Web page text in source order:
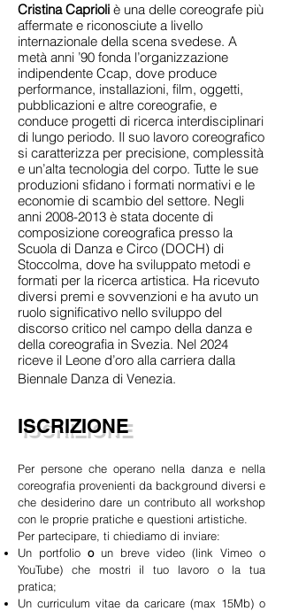
Cristina Caprioli è una delle coreografe più
affermate e riconosciute a livello
internazionale della scena svedese. A
metà anni ’90 fonda l’organizzazione
indipendente Ccap, dove produce
performance, installazioni, film, oggetti,
pubblicazioni e altre coreografie, e
conduce progetti di ricerca interdisciplinari
di lungo periodo. Il suo lavoro coreografico
si caratterizza per precisione, complessità
e un’alta tecnologia del corpo. Tutte le sue
produzioni sfidano i formati normativi e le
economie di scambio del settore. Negli
anni 2008-2013 è stata docente di
composizione coreografica presso la
Scuola di Danza e Circo (DOCH) di
Stoccolma, dove ha sviluppato metodi e
formati per la ricerca artistica. Ha ricevuto
diversi premi e sovvenzioni e ha avuto un
ruolo significativo nello sviluppo del
discorso critico nel campo della danza e
della coreografia in Svezia. Nel 2024
riceve il Leone d’oro alla carriera dalla
Biennale Danza di Venezia.
ISCRIZIONE
Per persone che operano nella danza e nella
coreografia provenienti da background diversi e
che desiderino dare un contributo all workshop
con le proprie pratiche e questioni artistiche.
Per partecipare, ti chiediamo di inviare:
Un portfolio oun breve video (link Vimeo o
YouTube) che mostri il tuo lavoro o la tua
pratica;
Un curriculum vitae da caricare (max 15Mb) o